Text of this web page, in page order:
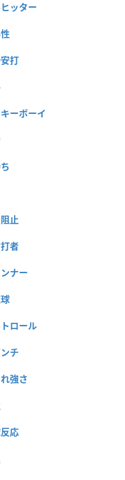
ッター
打
ーボーイ
止
者
ナー
ロール
チ
強さ
応